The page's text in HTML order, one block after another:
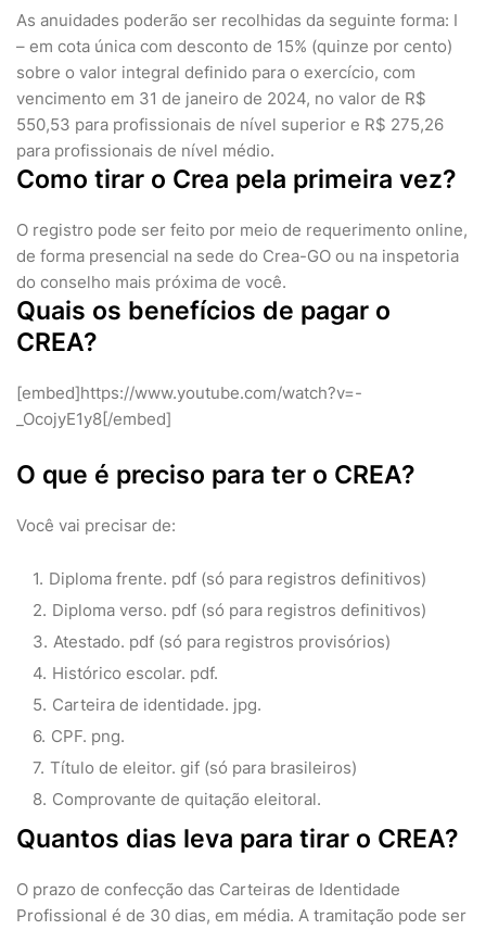
As anuidades poderão ser recolhidas da seguinte forma: I
– em cota única com desconto de 15% (quinze por cento)
sobre o valor integral definido para o exercício, com
vencimento em 31 de janeiro de 2024, no valor de R$
550,53 para profissionais de nível superior e R$ 275,26
para profissionais de nível médio.
Como tirar o Crea pela primeira vez?
O registro pode ser feito por meio de requerimento online,
de forma presencial na sede do Crea-GO ou na inspetoria
do conselho mais próxima de você.
Quais os benefícios de pagar o
CREA?
[embed]https://www.youtube.com/watch?v=-
_OcojyE1y8[/embed]
O que é preciso para ter o CREA?
Você vai precisar de:
Diploma frente. pdf (só para registros definitivos)
Diploma verso. pdf (só para registros definitivos)
Atestado. pdf (só para registros provisórios)
Histórico escolar. pdf.
Carteira de identidade. jpg.
CPF. png.
Título de eleitor. gif (só para brasileiros)
Comprovante de quitação eleitoral.
Quantos dias leva para tirar o CREA?
O prazo de confecção das Carteiras de Identidade
Profissional é de 30 dias, em média. A tramitação pode ser